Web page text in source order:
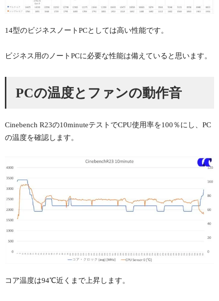
14型のビジネスノートPCとしては高い性能です。
ビジネス用のノートPCに必要な性能は備えていると思います。
PCの温度とファンの動作音
Cinebench R23の10minuteテストでCPU使用率を100％にし、PC
の温度を確認します。
コア温度は94℃近くまで上昇します。